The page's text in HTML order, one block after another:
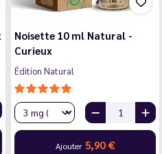
Noisette 10 ml Natural -
Curieux
Édition Natural
Ajouter 5,90 €